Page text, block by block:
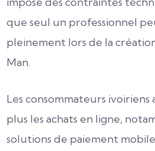
que seul un professionnel
pleinement lors de la
Man.
Les consommateurs
plus les achats en ligne,
solutions de paiement